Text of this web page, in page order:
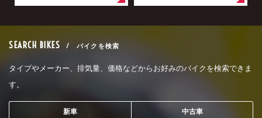
SEARCH BIKES / バイクを検索
タイプやメーカー、排気量、価格などからお好みのバイクを検索できま
す。
新車 中古車